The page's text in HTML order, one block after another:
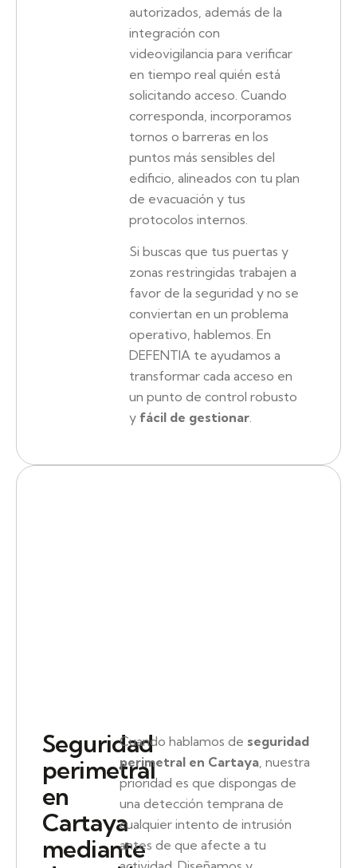
autorizados, además de la
integración con
videovigilancia para verificar
en tiempo real quién está
solicitando acceso. Cuando
corresponda, incorporamos
tornos o barreras en los
puntos más sensibles del
edificio, alineados con tu plan
de evacuación y tus
protocolos internos.
Si buscas que tus puertas y
zonas restringidas trabajen a
favor de la seguridad y no se
conviertan en un problema
operativo, hablemos. En
DEFENTIA te ayudamos a
transformar cada acceso en
un punto de control robusto
y fácil de gestionar.
Seguridad
perimetral
en
Cartaya
mediante
Cuando hablamos de seguridad
perimetral en Cartaya, nuestra
prioridad es que dispongas de
una detección temprana de
cualquier intento de intrusión
antes de que afecte a tu